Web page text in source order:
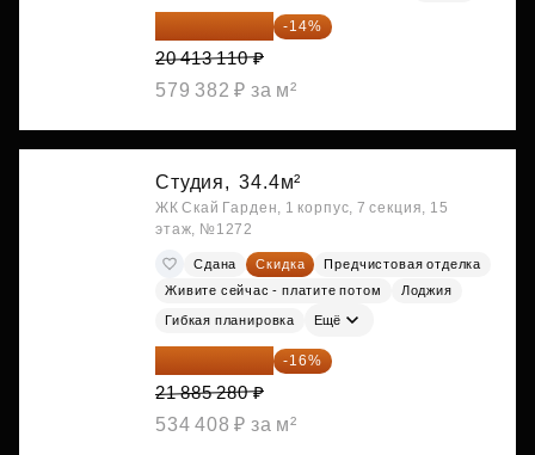
17 555 275 ₽ -14%
20 413 110 ₽
579 382 ₽ за м²
Студия, 34.4м²
ЖК Скай Гарден, 1 корпус, 7 секция, 15
этаж, №1272
Сдана Скидка
Предчистовая отделка
Живите сейчас - платите потом
Лоджия
Гибкая планировка Ещё
18 383 635 ₽ -16%
21 885 280 ₽
534 408 ₽ за м²